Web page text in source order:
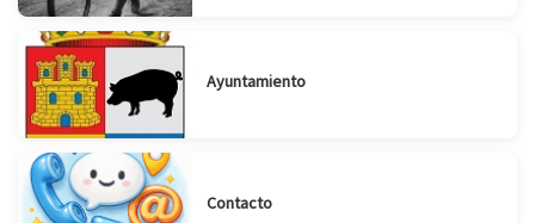
Ayuntamiento
Contacto